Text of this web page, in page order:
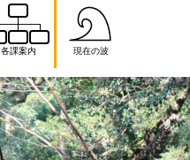
各課案内 現在の波